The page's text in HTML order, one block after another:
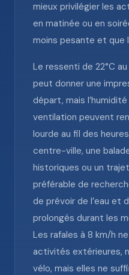
mieux privilégier les
en matinée ou en
moins pesante et que
Le ressenti de 22°C
peut donner une
départ, mais
ventilation peuvent
lourde au fil des
centre-ville, une
historiques ou un
préférable de
de prévoir de l’eau et
prolongés durant les
Les rafales à 8 km/h
activités extérieures,
vélo, mais elles ne